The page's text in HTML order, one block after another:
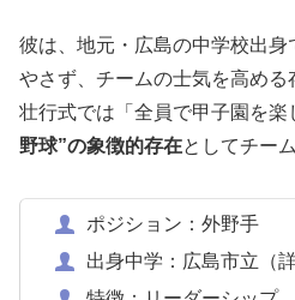
彼は、地元・広島の中学校出
やさず、チームの士気を高める
壮行式では「全員で甲子園を楽
野球”の象徴的存在としてチー
ポジション：外野手
出身中学：広島市立（